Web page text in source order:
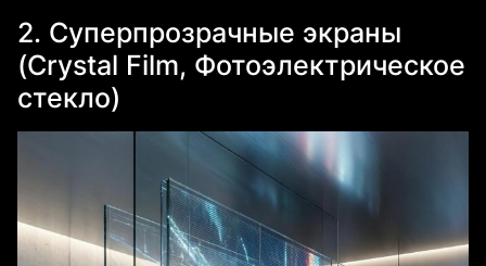
2. Суперпрозрачные экраны
(Crystal Film, Фотоэлектрическое
стекло)